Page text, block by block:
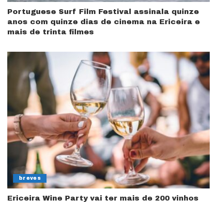
Portuguese Surf Film Festival assinala quinze
anos com quinze dias de cinema na Ericeira e
mais de trinta filmes
breves
Ericeira Wine Party vai ter mais de 200 vinhos